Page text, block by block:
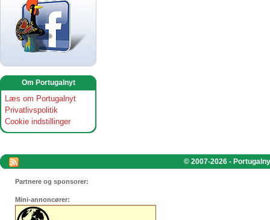
Om Portugalnyt
Læs om Portugalnyt
Privatlivspolitik
Cookie indstillinger
© 2007-2026 -
Partnere og sponsorer:
Mini-annoncører: